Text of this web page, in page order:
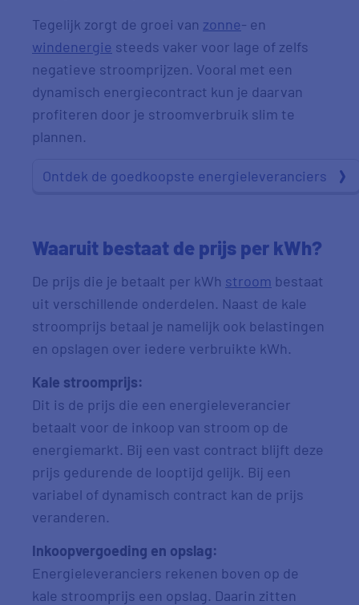
Tegelijk zorgt de groei van zonne- en
windenergie steeds vaker voor lage of zelfs
negatieve stroomprijzen. Vooral met een
dynamisch energiecontract kun je daarvan
profiteren door je stroomverbruik slim te
plannen.
Ontdek de goedkoopste energieleveranciers
Waaruit bestaat de prijs per kWh?
De prijs die je betaalt per kWh stroom bestaat
uit verschillende onderdelen. Naast de kale
stroomprijs betaal je namelijk ook belastingen
en opslagen over iedere verbruikte kWh.
Kale stroomprijs:
Dit is de prijs die een energieleverancier
betaalt voor de inkoop van stroom op de
energiemarkt. Bij een vast contract blijft deze
prijs gedurende de looptijd gelijk. Bij een
variabel of dynamisch contract kan de prijs
veranderen.
Inkoopvergoeding en opslag:
Energieleveranciers rekenen boven op de
kale stroomprijs een opslag. Daarin zitten